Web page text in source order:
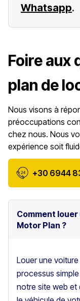
Whatsapp.
Foire aux
plan de
Nous visons à
préoccupations
chez nous. Nous
expérience soit
+30 6944
Comment
Motor Plan ?
Louer une
processus
notre site web et